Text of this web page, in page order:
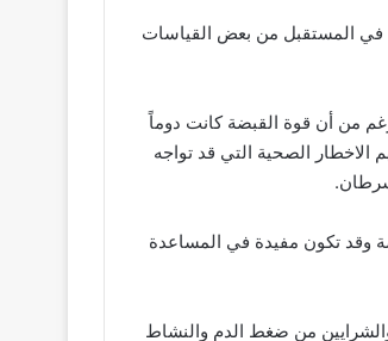
في المستقبل من بعض القياسات
من أن قوة القبضة كانت دوماً
الاخطار الصحية التي قد تواجه
وقد تكون مفيدة في المساعدة
من ضغط الدم والنشاط